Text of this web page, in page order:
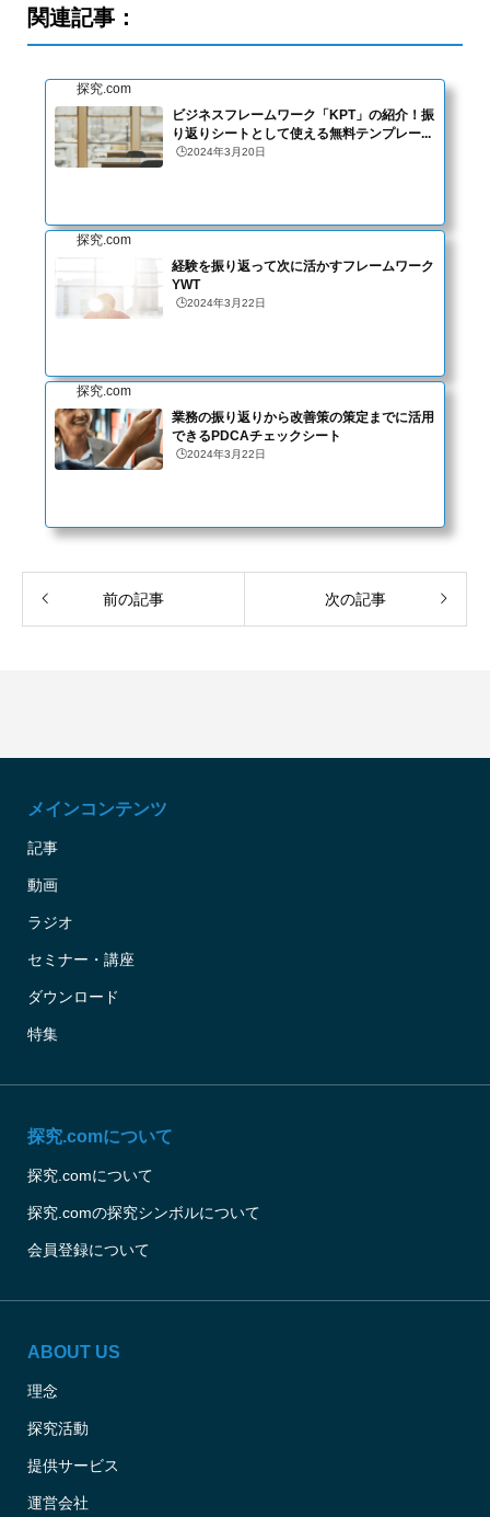
関連記事：
探究.com
ビジネスフレームワーク「KPT」の紹介！振
り返りシートとして使える無料テンプレー...
🕒️2024年3月20日
探究.com
経験を振り返って次に活かすフレームワーク
YWT
🕒️2024年3月22日
探究.com
業務の振り返りから改善策の策定までに活用
できるPDCAチェックシート
🕒️2024年3月22日
前の記事 次の記事
メインコンテンツ
記事
動画
ラジオ
セミナー・講座
ダウンロード
特集
探究.comについて
探究.comについて
探究.comの探究シンボルについて
会員登録について
ABOUT US
理念
探究活動
提供サービス
運営会社